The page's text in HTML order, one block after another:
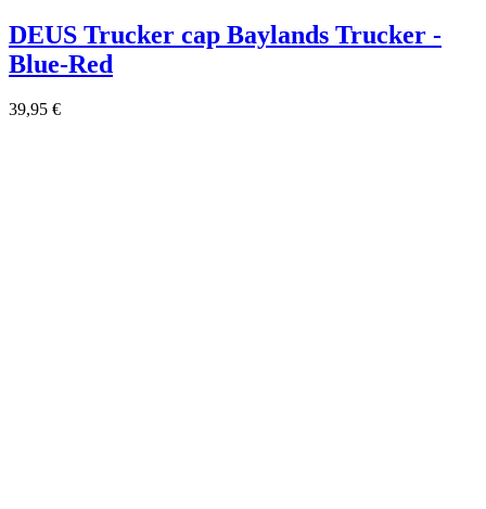
DEUS Trucker cap Baylands Trucker -
Blue-Red
39,95 €